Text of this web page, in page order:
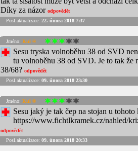
Díky za názor odpovědět
Posl.aktualizace: 22. února 2018 7:37
Jméno: Kul ®
Sesu tryska volnoběhu 38 od SVD
tu volnoběhu 38 od SVD. Je to tak
38/68? odpovědět
Posl.aktualizace: 09. února 2018 23:30
Jméno: Kul ®
Sesu jaký je tak čep na stojan u tohoto
https://www.fichtlkramek.cz/nahled/
odpovědět
Posl.aktualizace: 09. února 2018 20:33